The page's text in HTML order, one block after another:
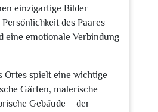
einzigartige Bilder
des Paares
eine emotionale Verbindung
Ortes spielt eine wichtige
Gärten, malerische
Gebäude – der